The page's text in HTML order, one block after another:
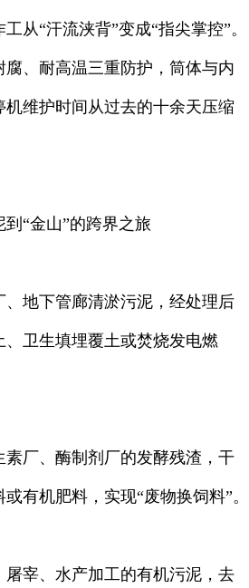
从“汗流浃背”变成“指尖掌控”。
、耐高温三重防护，筒体与内
维护时间从过去的十余天压缩
“金山”的跨界之旅
地下管廊清淤污泥，经处理后
卫生填埋覆土或焚烧发电燃
厂、酶制剂厂的发酵残渣，干
有机肥料，实现“废物换饲料”。
宰、水产加工的有机污泥，去